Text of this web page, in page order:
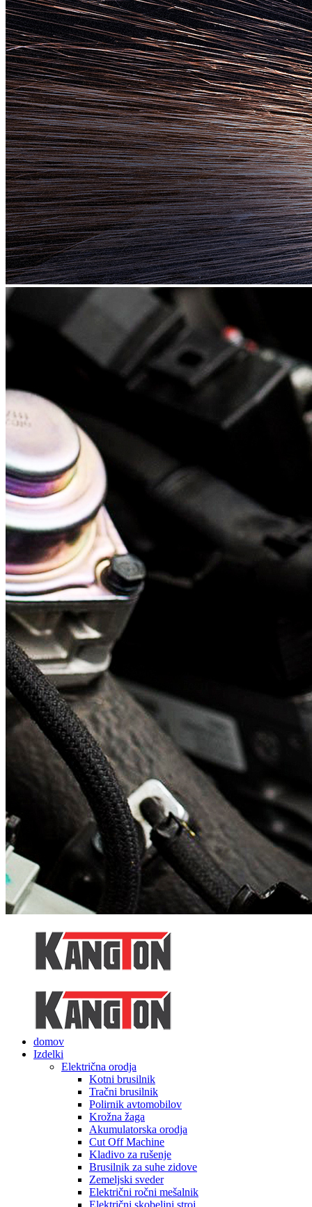
domov
Izdelki
Električna orodja
Kotni brusilnik
Tračni brusilnik
Polirnik avtomobilov
Krožna žaga
Akumulatorska orodja
Cut Off Machine
Kladivo za rušenje
Brusilnik za suhe zidove
Zemeljski sveder
Električni ročni mešalnik
Električni skobeljni stroj